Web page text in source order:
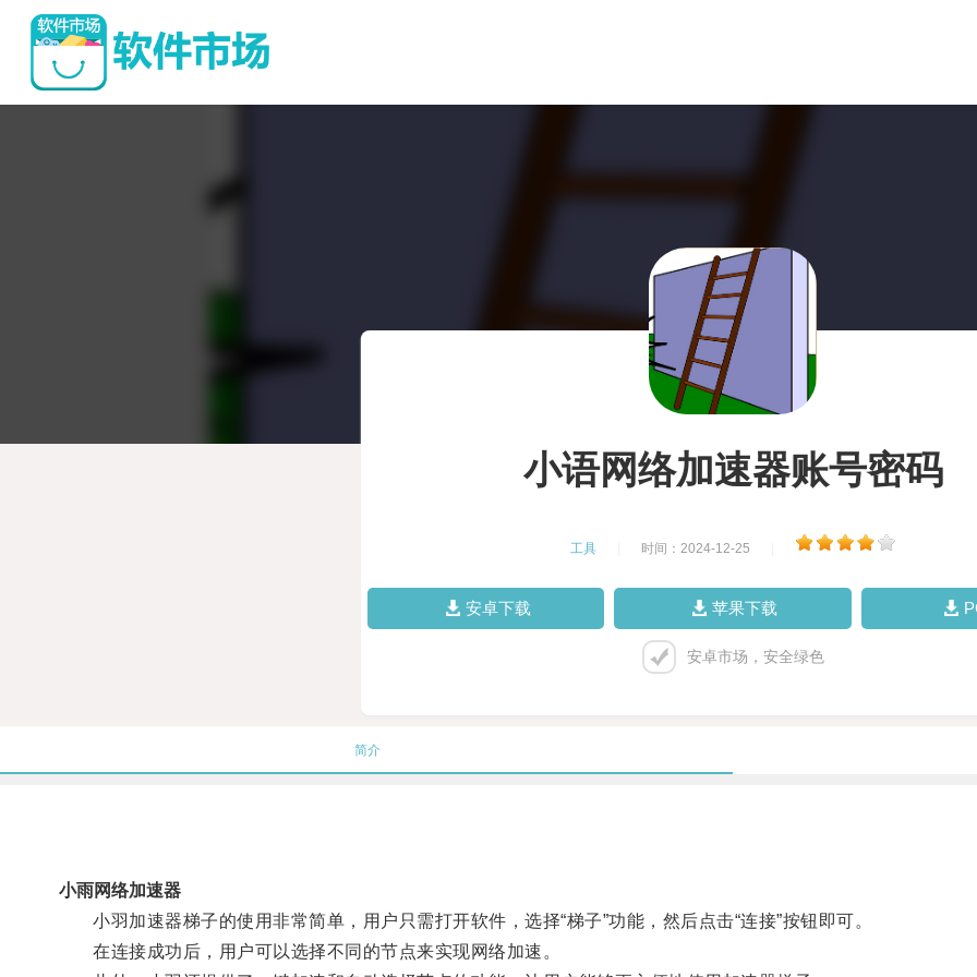
小语网络加速器账号密码
工具 时间：2024-12-25
安卓下载 苹果下载
安卓市场，安全绿色
简介
小雨网络加速器
小羽加速器梯子的使用非常简单，用户只需打开软件，选择“梯子”功能，然后点击“连接”按钮即可。
在连接成功后，用户可以选择不同的节点来实现网络加速。